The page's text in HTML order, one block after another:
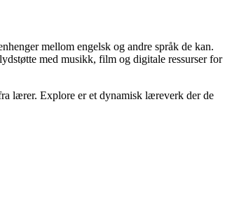
mellom engelsk og andre språk de kan.
med musikk, film og digitale ressurser for
lærer. Explore er et dynamisk læreverk der de